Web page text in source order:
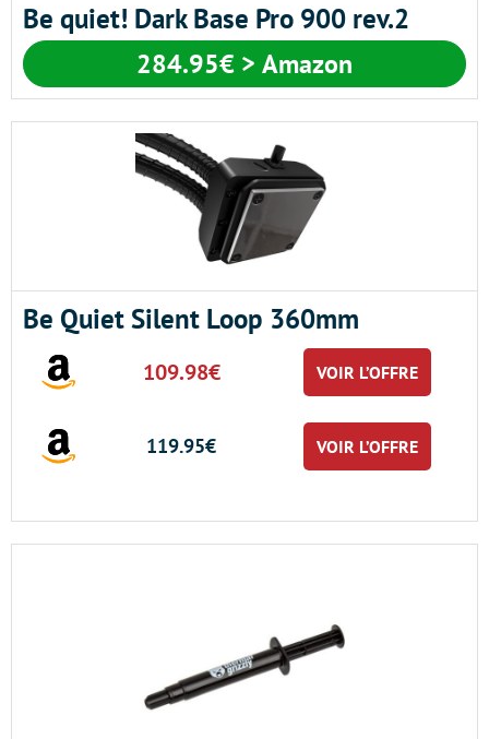
Be quiet! Dark Base Pro 900 rev.2
284.95€ > Amazon
Be Quiet Silent Loop 360mm
109.98€ VOIR L’OFFRE
119.95€ VOIR L’OFFRE